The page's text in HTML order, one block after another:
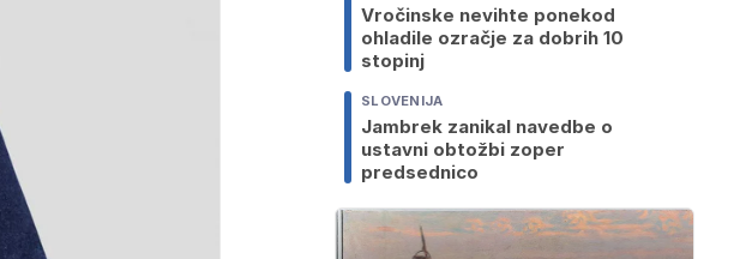
Vročinske nevihte ponekod
ohladile ozračje za dobrih 10
stopinj
SLOVENIJA
Jambrek zanikal navedbe o
ustavni obtožbi zoper
predsednico